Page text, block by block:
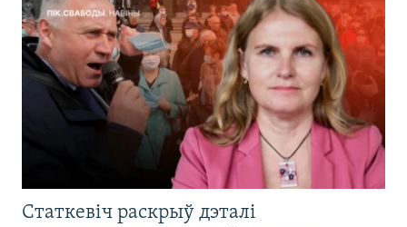
Статкевіч раскрыў дэталі